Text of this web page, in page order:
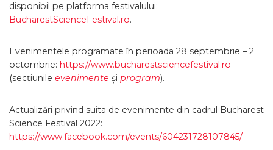
disponibil pe platforma festivalului:
BucharestScienceFestival.ro.
Evenimentele programate în perioada 28 septembrie – 2
octombrie: https://www.bucharestsciencefestival.ro
(secțiunile evenimente și program).
Actualizări privind suita de evenimente din cadrul Bucharest
Science Festival 2022:
https://www.facebook.com/events/604231728107845/